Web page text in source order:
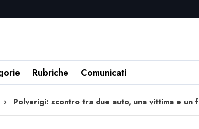
Rubriche Comunicati
› Polverigi: scontro tra due auto, una vittima e un